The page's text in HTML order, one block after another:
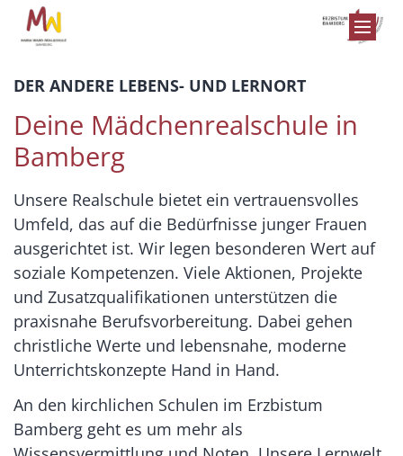
Zum Inhalt springen
DER ANDERE LEBENS- UND LERNORT
Deine Mädchenrealschule in
Bamberg
Unsere Realschule bietet ein vertrauensvolles
Umfeld, das auf die Bedürfnisse junger Frauen
ausgerichtet ist. Wir legen besonderen Wert auf
soziale Kompetenzen. Viele Aktionen, Projekte
und Zusatzqualifikationen unterstützen die
praxisnahe Berufsvorbereitung. Dabei gehen
christliche Werte und lebensnahe, moderne
Unterrichtskonzepte Hand in Hand.
An den kirchlichen Schulen im Erzbistum
Bamberg geht es um mehr als